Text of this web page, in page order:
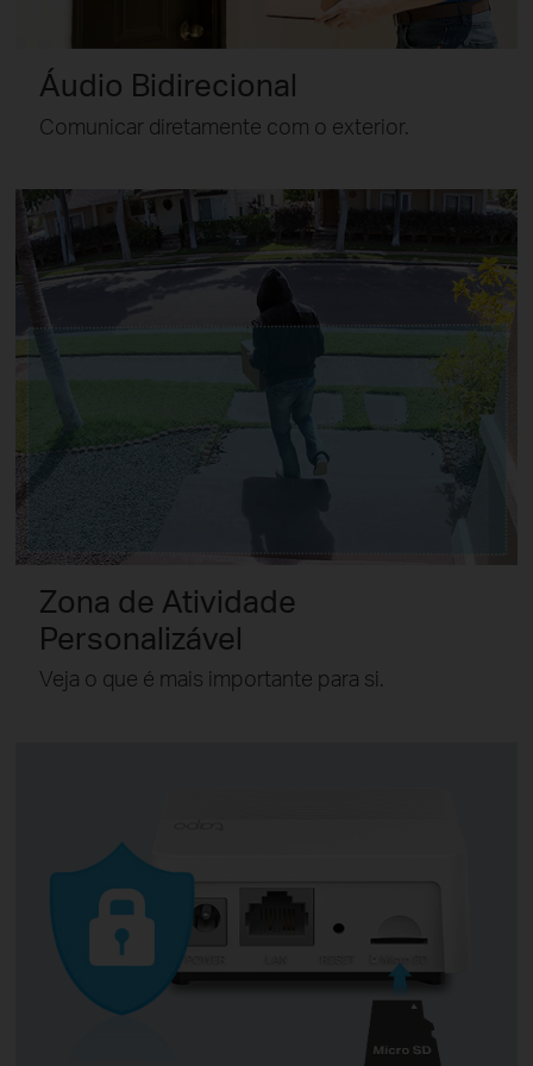
Áudio Bidirecional
Comunicar diretamente com o exterior.
Zona de Atividade
Personalizável
Veja o que é mais importante para si.